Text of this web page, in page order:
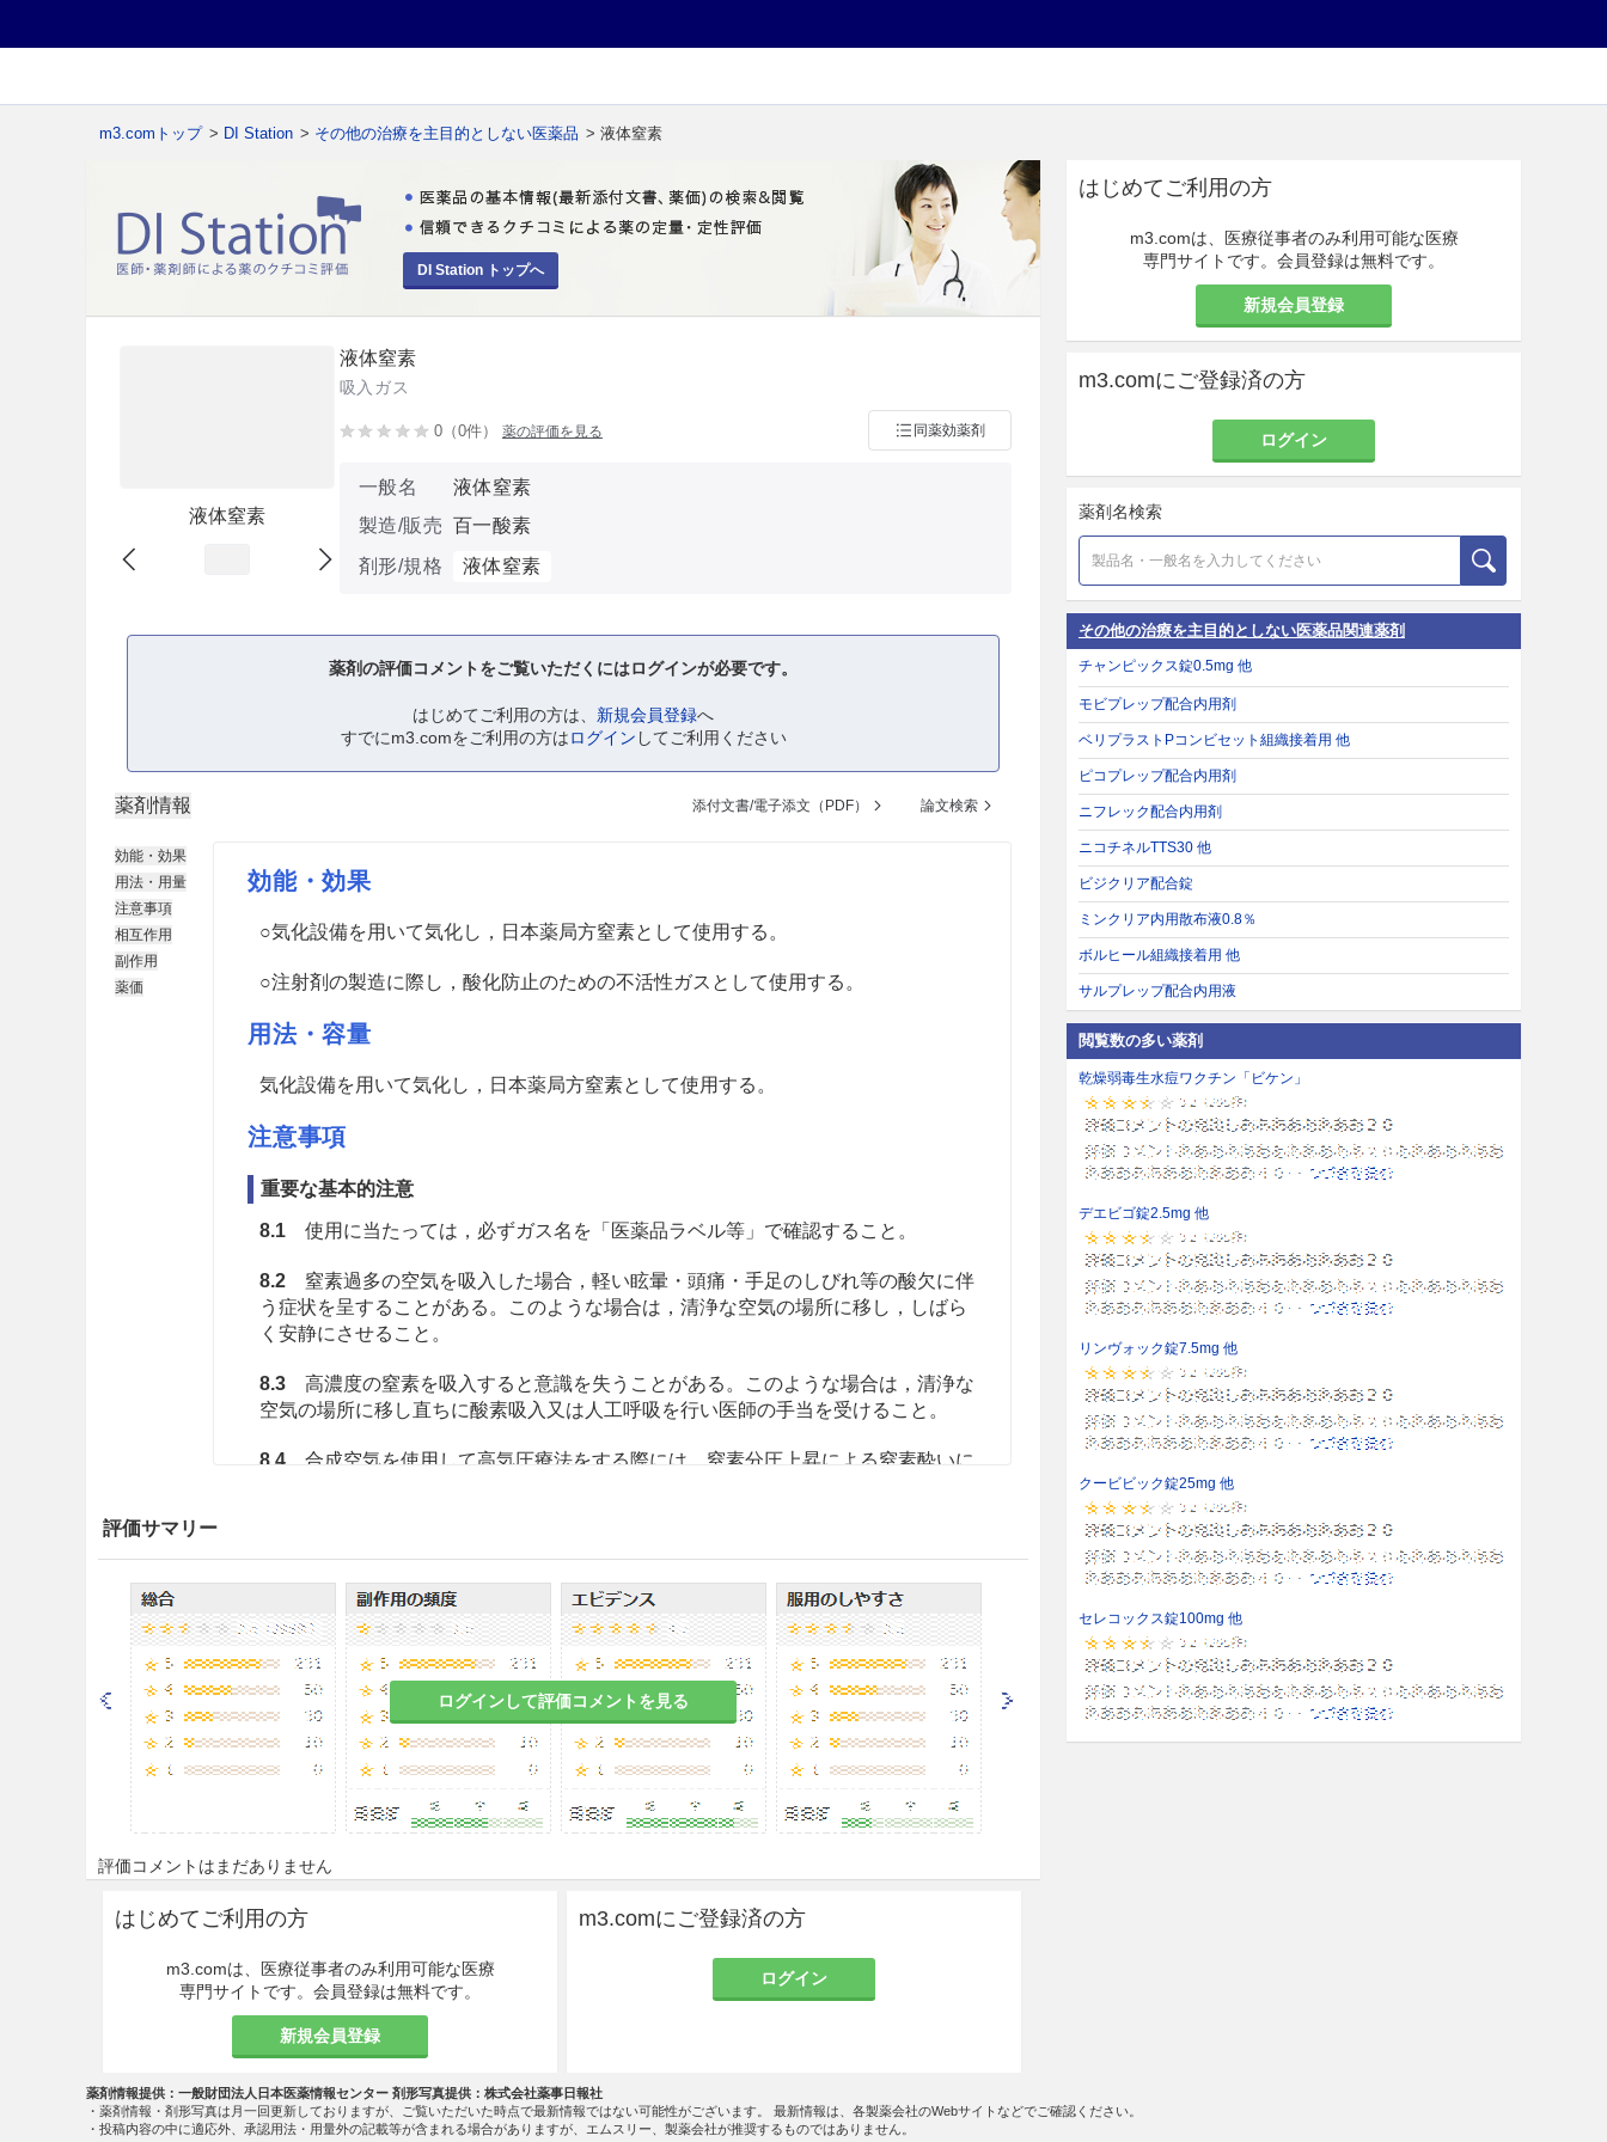
m3.comトップ > DI Station > その他の治療を主目的としない医薬品 > 液体窒素
DI Station トップへ
液体窒素
液体窒素
吸入ガス
0（0件） 薬の評価を見る 同薬効薬剤
一般名
液体窒素
製造/販売 百一酸素
剤形/規格
液体窒素
薬剤の評価コメントをご覧いただくにはログインが必要です。
はじめてご利用の方は、 新規会員登録へ
すでにm3.comをご利用の方はログイン してご利用ください
薬剤情報 添付文書/電子添文（PDF） 論文検索
効能・効果
用法・用量
注意事項
相互作用
副作用
薬価
効能・効果
○気化設備を用いて気化し，日本薬局方窒素として使用する。
○注射剤の製造に際し，酸化防止のための不活性ガスとして使用する。
用法・容量
気化設備を用いて気化し，日本薬局方窒素として使用する。
注意事項
重要な基本的注意
8.1使用に当たっては，必ずガス名を「医薬品ラベル等」で確認すること。
8.2窒素過多の空気を吸入した場合，軽い眩暈・頭痛・手足のしびれ等の酸欠に伴
う症状を呈することがある。このような場合は，清浄な空気の場所に移し，しばら
く安静にさせること。
8.3高濃度の窒素を吸入すると意識を失うことがある。このような場合は，清浄な
空気の場所に移し直ちに酸素吸入又は人工呼吸を行い医師の手当を受けること。
8.4合成空気を使用して高気圧療法をする際には，窒素分圧上昇による窒素酔いに
適用上の注意
14.1 薬剤調整時の注意
14.1.1 容器のバルブは静かに開閉する。
14.1.2
容器は粗暴な取扱いをせず，転倒・転落等による衝撃及びバルブの損傷を
防止するために，安定した床に倒れないように転倒防止措置をして立てて使用す
ガスの使用は超低温容器から直接使用しないで，気化設備を経て使用す
る。
14.1.4調整器及び圧力計等は，窒素用のものを使用する。
液体窒素の温度は，−196℃と極めて低温であるため，凍傷等起さぬよう
に特に注意する。
14.1.6液体窒素を建物内で放出してはならない。酸欠の危険性があるので，換気
に十分注意する。
14.1.7液体窒素は，気化すると約700倍の体積になるため，液を密閉状態にしな
いよう特に注意する。
評価サマリー
ログインして評価コメントを見る
評価コメントはまだありません
はじめてご利用の方
m3.comは、医療従事者のみ利用可能な医療
専門サイトです。会員登録は無料です。
新規会員登録
m3.comにご登録済の方
ログイン
はじめてご利用の方
m3.comは、医療従事者のみ利用可能な医療
専門サイトです。会員登録は無料です。
新規会員登録
m3.comにご登録済の方
ログイン
薬剤名検索
その他の治療を主目的としない医薬品関連薬剤
チャンピックス錠0.5mg 他
モビプレップ配合内用剤
ベリプラストPコンビセット組織接着用 他
ピコプレップ配合内用剤
ニフレック配合内用剤
ニコチネルTTS30 他
ビジクリア配合錠
ミンクリア内用散布液0.8％
ボルヒール組織接着用 他
サルプレップ配合内用液
閲覧数の多い薬剤
乾燥弱毒生水痘ワクチン「ビケン」
デエビゴ錠2.5mg 他
リンヴォック錠7.5mg 他
クービビック錠25mg 他
セレコックス錠100mg 他
薬剤情報提供：一般財団法人日本医薬情報センター 剤形写真提供：株式会社薬事日報社
・薬剤情報・剤形写真は月一回更新しておりますが、ご覧いただいた時点で最新情報ではない可能性がございます。 最新情報は、各製薬会社のWebサイトなどでご確認ください。
・投稿内容の中に適応外、承認用法・用量外の記載等が含まれる場合がありますが、エムスリー、製薬会社が推奨するものではありません。